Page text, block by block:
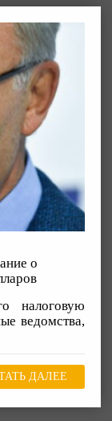
о
налоговую
ведомства,
ДАЛЕЕ